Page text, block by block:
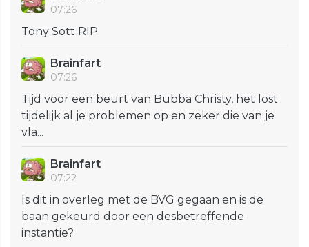
07:26
Tony Sott RIP
Brainfart
07:26
Tijd voor een beurt van Bubba Christy, het lost
tijdelijk al je problemen op en zeker die van je
vla...
Brainfart
07:22
Is dit in overleg met de BVG gegaan en is de
baan gekeurd door een desbetreffende
instantie?